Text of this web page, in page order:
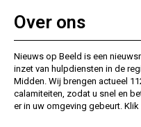
Over ons
Nieuws op Beeld is een
inzet van hulpdiensten in de
Midden. Wij brengen actueel
calamiteiten, zodat u snel en
er in uw omgeving gebeurt. Klik